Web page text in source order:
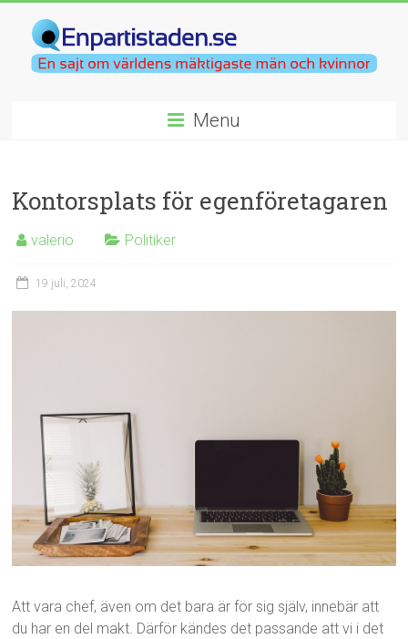
Menu
Kontorsplats för egenföretagaren
valerio Politiker
19 juli, 2024
Att vara chef, även om det bara är för sig själv, innebär att
du har en del makt. Därför kändes det passande att vi i det